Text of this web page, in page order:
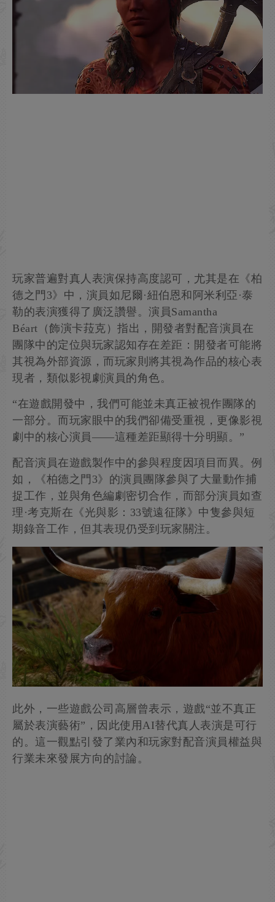
玩家普遍對真人表演保持高度認可，尤其是在《柏
德之門3》中，演員如尼爾·紐伯恩和阿米利亞·泰
勒的表演獲得了廣泛讚譽。演員Samantha
Béart（飾演卡菈克）指出，開發者對配音演員在
團隊中的定位與玩家認知存在差距：開發者可能將
其視為外部資源，而玩家則將其視為作品的核心表
現者，類似影視劇演員的角色。
“在遊戲開發中，我們可能並未真正被視作團隊的
一部分。而玩家眼中的我們卻備受重視，更像影視
劇中的核心演員——這種差距顯得十分明顯。”
配音演員在遊戲製作中的參與程度因項目而異。例
如，《柏德之門3》的演員團隊參與了大量動作捕
捉工作，並與角色編劇密切合作，而部分演員如查
理·考克斯在《光與影：33號遠征隊》中隻參與短
期錄音工作，但其表現仍受到玩家關注。
此外，一些遊戲公司高層曾表示，遊戲“並不真正
屬於表演藝術”，因此使用AI替代真人表演是可行
的。這一觀點引發了業內和玩家對配音演員權益與
行業未來發展方向的討論。